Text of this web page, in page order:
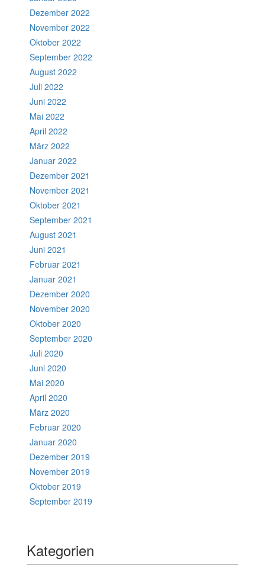
Dezember 2022
November 2022
Oktober 2022
September 2022
August 2022
Juli 2022
Juni 2022
Mai 2022
April 2022
März 2022
Januar 2022
Dezember 2021
November 2021
Oktober 2021
September 2021
August 2021
Juni 2021
Februar 2021
Januar 2021
Dezember 2020
November 2020
Oktober 2020
September 2020
Juli 2020
Juni 2020
Mai 2020
April 2020
März 2020
Februar 2020
Januar 2020
Dezember 2019
November 2019
Oktober 2019
September 2019
Kategorien